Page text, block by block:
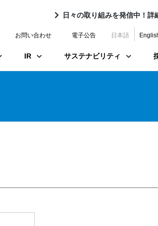
日々の取り組みを発信中！詳
お問い合わせ 電子公告 日本語
IR サステナビリティ